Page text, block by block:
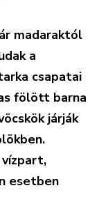
madaraktól
a
csapatai
fölött barna
járják
esetben